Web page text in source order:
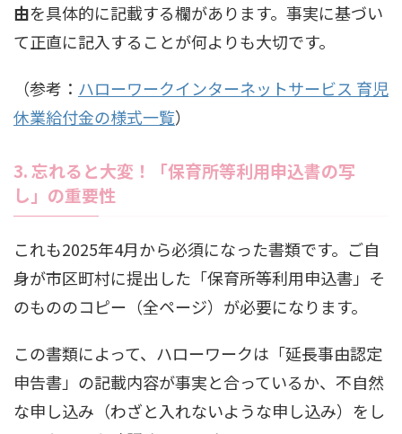
由を具体的に記載する欄があります。事実に基づい
て正直に記入することが何よりも大切です。
（参考： ハローワークインターネットサービス 育児
休業給付金の様式一覧）
3. 忘れると大変！「保育所等利用申込書の写
し」の重要性
これも2025年4月から必須になった書類です。ご自
身が市区町村に提出した「保育所等利用申込書」そ
のもののコピー（全ページ）が必要になります。
この書類によって、ハローワークは「延長事由認定
申告書」の記載内容が事実と合っているか、不自然
な申し込み（わざと入れないような申し込み）をし